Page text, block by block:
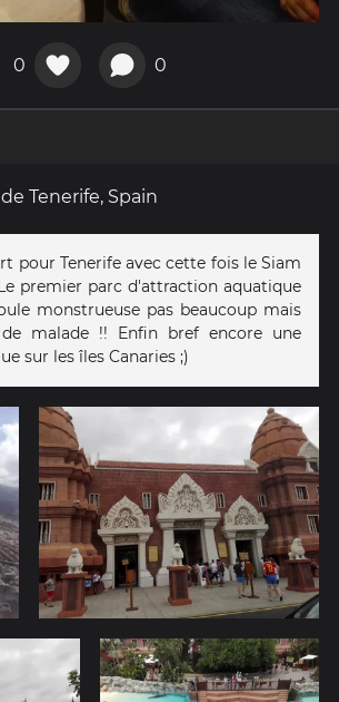
0 0
Tenerife, Spain
pour Tenerife avec cette fois le Siam
premier parc d'attraction aquatique
monstrueuse pas beaucoup mais
malade !! Enfin bref encore une
sur les îles Canaries ;)